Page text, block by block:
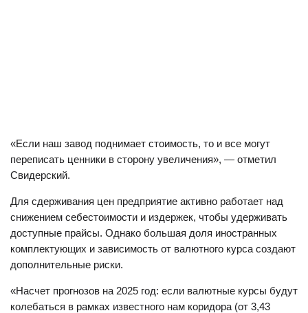
«Если наш завод поднимает стоимость, то и все могут
переписать ценники в сторону увеличения», — отметил
Свидерский.
Для сдерживания цен предприятие активно работает над
снижением себестоимости и издержек, чтобы удерживать
доступные прайсы. Однако большая доля иностранных
комплектующих и зависимость от валютного курса создают
дополнительные риски.
«Насчет прогнозов на 2025 год: если валютные курсы будут
колебаться в рамках известного нам коридора (от 3,43